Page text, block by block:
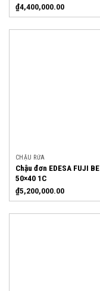
₫4,400,000.00
CHẬU RỬA
Chậu đơn EDESA FUJI BE
50×40 1C
₫5,200,000.00